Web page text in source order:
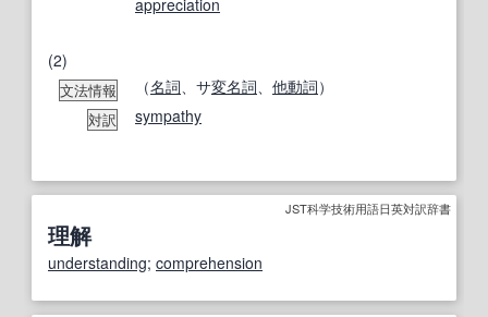
(2)
文法情報 （名詞 、サ変名詞 他動詞）
対訳 sympathy
JST科学技術用語日英対訳辞書
理解
understanding; comprehension